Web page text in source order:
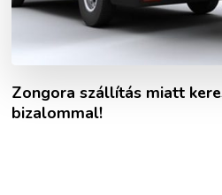
Zongora szállítás miatt
bizalommal!